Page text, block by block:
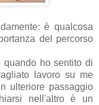
è qualcosa
del percorso
quando ho sentito di
lavoro su me
ulteriore passaggio
nell'altro è un